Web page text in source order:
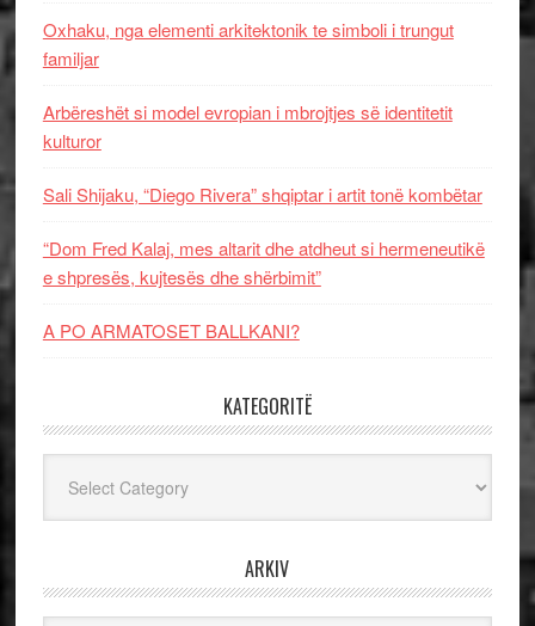
Oxhaku, nga elementi arkitektonik te simboli i trungut
familjar
Arbëreshët si model evropian i mbrojtjes së identitetit
kulturor
Sali Shijaku, “Diego Rivera” shqiptar i artit tonë kombëtar
“Dom Fred Kalaj, mes altarit dhe atdheut si hermeneutikë
e shpresës, kujtesës dhe shërbimit”
A PO ARMATOSET BALLKANI?
KATEGORITË
ARKIV